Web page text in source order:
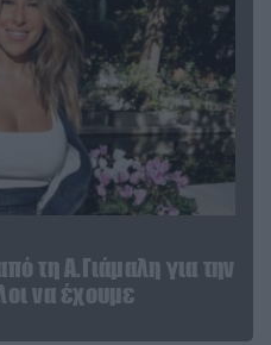
τη Α.Γιάμαλη για την
να έχουμε